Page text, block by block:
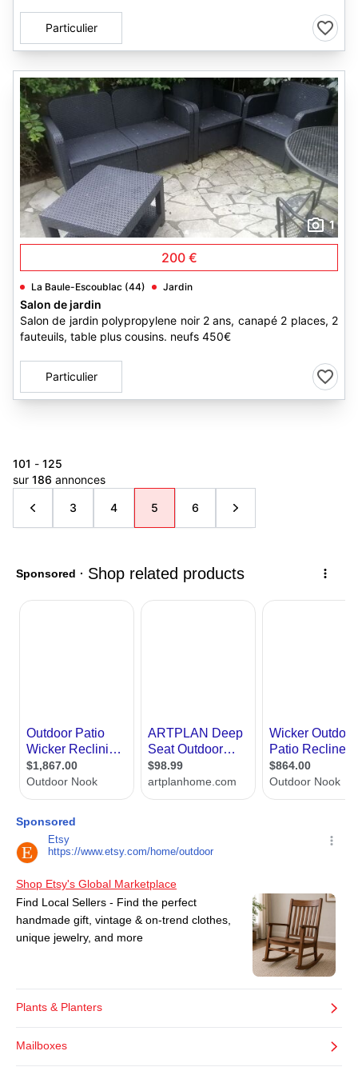
Particulier
1
200 €
La Baule-Escoublac (44) Jardin
Salon de jardin
Salon de jardin polypropylene noir 2 ans, canapé 2 places, 2
fauteuils, table plus cousins. neufs 450€
Particulier
101 - 125
sur 186 annonces
3 4 5 6